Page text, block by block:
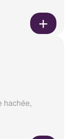
hachée,